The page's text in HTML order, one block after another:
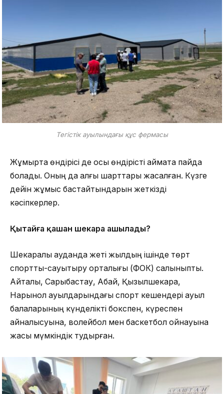
Тегістік ауылындағы құс фермасы
Жұмыртқа өндірісі де осы өндірісті аймақта пайда
болады. Оның да алғы шарттары жасалған. Күзге
дейін жұмыс бастайтындарын жеткізді
кәсіпкерлер.
Қытайға қашан шекара ашылады?
Шекаралы ауданда жеті жылдың ішінде төрт
спорттық-сауықтыру орталығы (ФОК) салыныпты.
Айталық, Сарыбастау, Абай, Қызылшекара,
Нарынқол ауылдарындағы спорт кешендері ауыл
балаларының күнделікті бокспен, күреспен
айналысуына, волейбол мен баскетбол ойнауына
жақсы мүмкіндік тудырған.